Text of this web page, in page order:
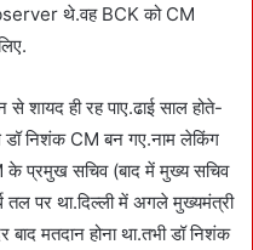
थे.वह BCK को CM
ही रह पाए.ढाई साल होते-
डॉ निशंक CM बन गए.नाम लेकिंग
के प्रमुख सचिव (बाद में मुख्य सचिव
पर था.दिल्ली में अगले मुख्यमंत्री
मतदान होना था.तभी डॉ निशंक